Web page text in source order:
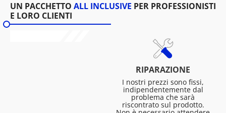
UN PACCHETTO ALL INCLUSIVE PER PROFESSIONISTI
E LORO CLIENTI
RIPARAZIONE
I nostri prezzi sono fissi,
indipendentemente dal
problema che sarà
riscontrato sul prodotto.